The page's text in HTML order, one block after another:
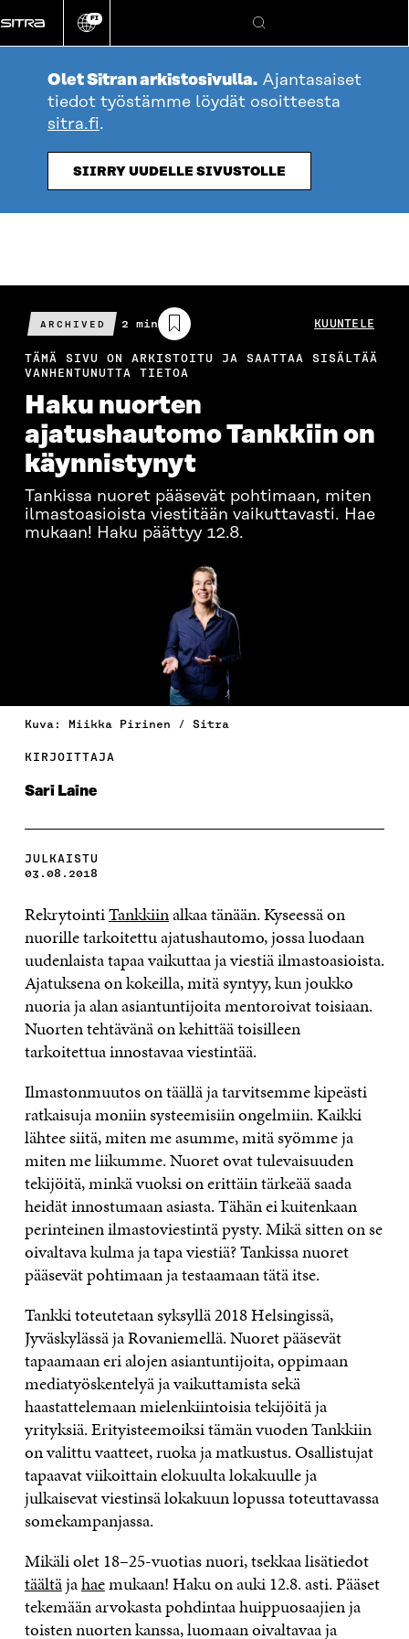
suoraan
sisältöön
Vaihda
kieli
FI
Hae
Olet Sitran arkistosivulla. Ajantasaiset
tiedot työstämme löydät osoitteesta
sitra.fi.
SIIRRY UUDELLE SIVUSTOLLE
ARCHIVED
Arvioitu
lukuaika
2 min KUUNTELE
TÄMÄ SIVU ON ARKISTOITU JA SAATTAA SISÄLTÄÄ
VANHENTUNUTTA TIETOA
Haku nuorten
ajatushautomo Tankkiin on
käynnistynyt
Tankissa nuoret pääsevät pohtimaan, miten
ilmastoasioista viestitään vaikuttavasti. Hae
mukaan! Haku päättyy 12.8.
Kuva: Miikka Pirinen / Sitra
KIRJOITTAJA
Sari Laine
JULKAISTU
03.08.2018
RekrytointiTankkiinalkaa tänään. Kyseessä on
nuorille tarkoitettu ajatushautomo, jossa luodaan
uudenlaista tapaa vaikuttaa ja viestiä ilmastoasioista.
Ajatuksena on kokeilla, mitä syntyy, kun joukko
nuoria ja alan asiantuntijoita mentoroivat toisiaan.
Nuorten tehtävänä on kehittää toisilleen
tarkoitettua innostavaa viestintää.
Ilmastonmuutos on täällä ja tarvitsemme kipeästi
ratkaisuja moniin systeemisiin ongelmiin. Kaikki
lähtee siitä, miten me asumme, mitä syömme ja
miten me liikumme. Nuoret ovat tulevaisuuden
tekijöitä, minkä vuoksi on erittäin tärkeää saada
heidät innostumaan asiasta. Tähän ei kuitenkaan
perinteinen ilmastoviestintä pysty. Mikä sitten on se
oivaltava kulma ja tapa viestiä? Tankissa nuoret
pääsevät pohtimaan ja testaamaan tätä itse.
Tankki toteutetaan syksyllä 2018 Helsingissä,
Jyväskylässä ja Rovaniemellä. Nuoret pääsevät
tapaamaan eri alojen asiantuntijoita, oppimaan
mediatyöskentelyä ja vaikuttamista sekä
haastattelemaan mielenkiintoisia tekijöitä ja
yrityksiä. Erityisteemoiksi tämän vuoden Tankkiin
on valittu vaatteet, ruoka ja matkustus. Osallistujat
tapaavat viikoittain elokuulta lokakuulle ja
julkaisevat viestinsä lokakuun lopussa toteuttavassa
somekampanjassa.
Mikäli olet 18–25-vuotias nuori, tsekkaa lisätiedot
täältäjahaemukaan! Haku on auki 12.8. asti. Pääset
tekemään arvokasta pohdintaa huippuosaajien ja
toisten nuorten kanssa, luomaan oivaltavaa ja